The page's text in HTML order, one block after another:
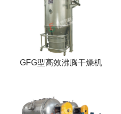
GFG型高效沸腾干燥机